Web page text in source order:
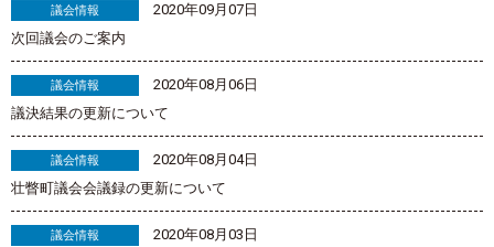
議会情報
2020年09月07日
次回議会のご案内
議会情報
2020年08月06日
議決結果の更新について
議会情報
2020年08月04日
壮瞥町議会会議録の更新について
議会情報
2020年08月03日